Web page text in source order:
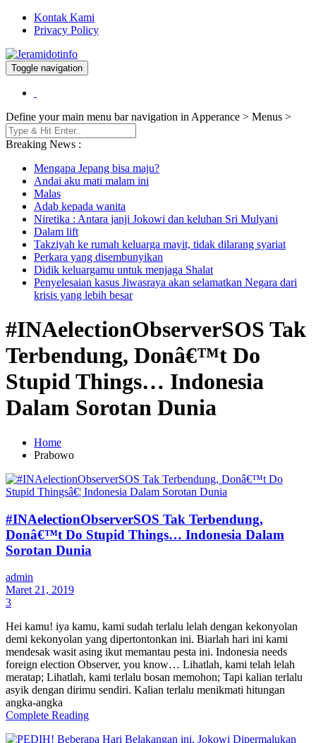
Kontak Kami
Privacy Policy
Jeramidotinfo
Berita dan Informasi Terkini
Toggle navigation
Define your main menu bar navigation in Apperance > Menus >
Breaking News :
Mengapa Jepang bisa maju?
Andai aku mati malam ini
Malas
Adab kepada wanita
Niretika : Antara janji Jokowi dan keluhan Sri Mulyani
Dalam lift
Takziyah ke rumah keluarga mayit, tidak dilarang syariat
Perkara yang disembunyikan
Didik keluargamu untuk menjaga Shalat
Penyelesaian kasus Jiwasraya akan selamatkan Negara dari
krisis yang lebih besar
#INAelectionObserverSOS Tak
Terbendung, Donâ€™t Do
Stupid Things… Indonesia
Dalam Sorotan Dunia
Home
Prabowo
#INAelectionObserverSOS Tak Terbendung,
Donâ€™t Do Stupid Things… Indonesia Dalam
Sorotan Dunia
admin
Maret 21, 2019
3
Hei kamu! iya kamu, kami sudah terlalu lelah dengan kekonyolan
demi kekonyolan yang dipertontonkan ini. Biarlah hari ini kami
mendesak wasit asing ikut memantau pesta ini. Indonesia needs
foreign election Observer, you know… Lihatlah, kami telah lelah
meratap; Lihatlah, kami terlalu bosan memohon; Tapi kalian terlalu
asyik dengan dirimu sendiri. Kalian terlalu menikmati hitungan
angka-angka
Complete Reading